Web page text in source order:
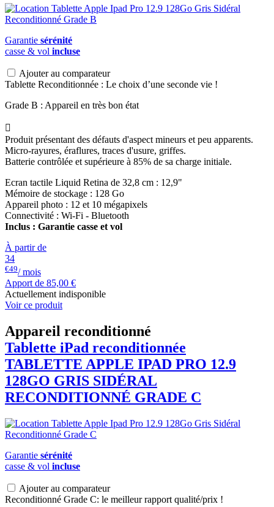
Garantie sérénité
casse & vol incluse
Ajouter au comparateur
Tablette Reconditionnée : Le choix d’une seconde vie !
Grade B : Appareil en très bon état

Produit présentant des défauts d'aspect mineurs et peu apparents.
Micro-rayures, éraflures, traces d'usure, griffes.
Batterie contrôlée et supérieure à 85% de sa charge initiale.
Ecran tactile Liquid Retina de 32,8 cm : 12,9"
Mémoire de stockage : 128 Go
Appareil photo : 12 et 10 mégapixels
Connectivité : Wi-Fi - Bluetooth
Inclus : Garantie casse et vol
À partir de
34
€49/ mois
Apport de 85,00 €
Actuellement indisponible
Voir ce produit
Appareil reconditionné
Tablette iPad reconditionnée
TABLETTE APPLE IPAD PRO 12.9
128GO GRIS SIDÉRAL
RECONDITIONNÉ GRADE C
Garantie sérénité
casse & vol incluse
Ajouter au comparateur
Reconditionné Grade C: le meilleur rapport qualité/prix !